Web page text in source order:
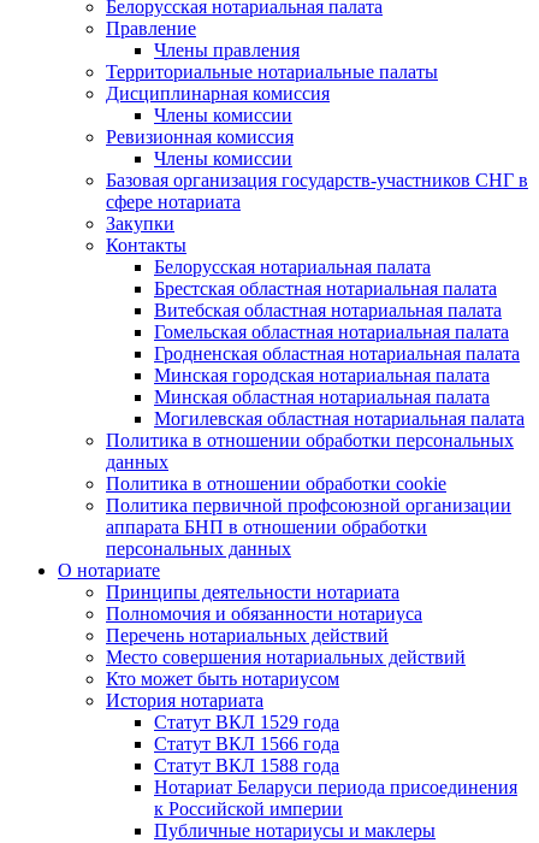
Белорусская нотариальная палата
Правление
Члены правления
Территориальные нотариальные палаты
Дисциплинарная комиссия
Члены комиссии
Ревизионная комиссия
Члены комиссии
Базовая организация государств-участников СНГ в
сфере нотариата
Закупки
Контакты
Белорусская нотариальная палата
Брестская областная нотариальная палата
Витебская областная нотариальная палата
Гомельская областная нотариальная палата
Гродненская областная нотариальная палата
Минская городская нотариальная палата
Минская областная нотариальная палата
Могилевская областная нотариальная палата
Политика в отношении обработки персональных
данных
Политика в отношении обработки cookie
Политика первичной профсоюзной организации
аппарата БНП в отношении обработки
персональных данных
О нотариате
Принципы деятельности нотариата
Полномочия и обязанности нотариуса
Перечень нотариальных действий
Место совершения нотариальных действий
Кто может быть нотариусом
История нотариата
Статут ВКЛ 1529 года
Статут ВКЛ 1566 года
Статут ВКЛ 1588 года
Нотариат Беларуси периода присоединения
к Российской империи
Публичные нотариусы и маклеры